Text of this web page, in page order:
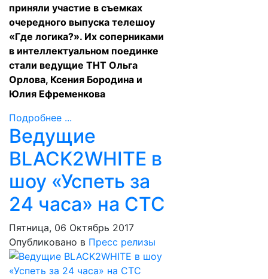
приняли участие в съемках
очередного выпуска телешоу
«Где логика?». Их соперниками
в интеллектуальном поединке
стали ведущие ТНТ Ольга
Орлова, Ксения Бородина и
Юлия Ефременкова
Подробнее ...
Ведущие
BLACK2WHITE в
шоу «Успеть за
24 часа» на СТС
Пятница, 06 Октябрь 2017
Опубликовано в Пресс релизы